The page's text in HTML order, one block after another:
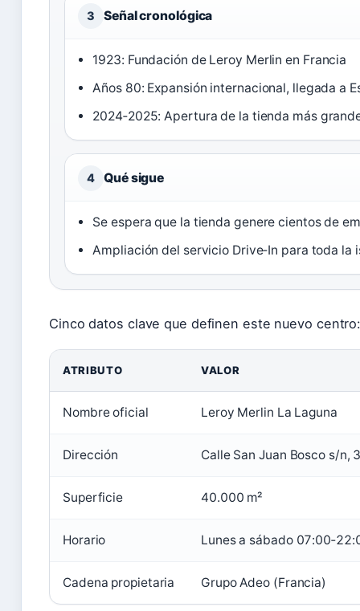
3 Señal cronológica
1923: Fundación de Leroy Merlin en Francia
Años 80: Expansión internacional, llegada a
2024‑2025: Apertura de la tienda más
4 Qué sigue
Se espera que la tienda genere cientos de
Ampliación del servicio Drive‑In para toda la
Cinco datos clave que definen este nuevo
ATRIBUTO VALOR
Nombre oficial Leroy Merlin La Laguna
Dirección Calle San Juan Bosco s/n,
Superficie 40.000 m²
Horario Lunes a sábado
Cadena propietaria Grupo Adeo (Francia)